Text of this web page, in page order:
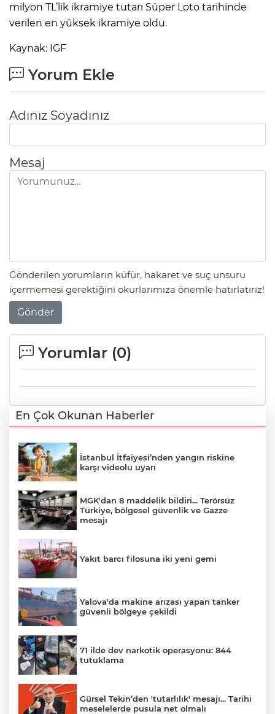
milyon TL’lik ikramiye tutarı Süper Loto tarihinde
verilen en yüksek ikramiye oldu.
Kaynak: IGF
Yorum Ekle
Adınız Soyadınız
Mesaj
Gönderilen yorumların küfür, hakaret ve suç unsuru
içermemesi gerektiğini okurlarımıza önemle hatırlatırız!
Gönder
Yorumlar (0)
En Çok Okunan Haberler
İstanbul İtfaiyesi’nden yangın riskine
karşı videolu uyarı
MGK'dan 8 maddelik bildiri... Terörsüz
Türkiye, bölgesel güvenlik ve Gazze
mesajı
Yakıt barcı filosuna iki yeni gemi
Yalova'da makine arızası yapan tanker
güvenli bölgeye çekildi
71 ilde dev narkotik operasyonu: 844
tutuklama
Gürsel Tekin’den 'tutarlılık' mesajı... Tarihi
meselelerde pusula net olmalı